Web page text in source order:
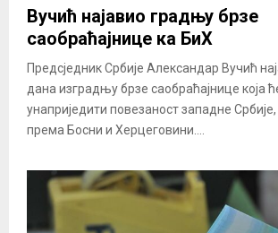
Вучић најавио градњу брзе
саобраћајнице ка БиХ
Предсједник Србије Александар Вучић
дана изградњу брзе саобраћајнице која
унаприједити повезаност западне
према Босни и Херцеговини....